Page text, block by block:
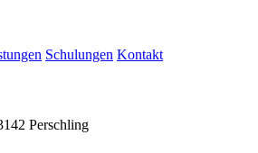
Schulungen Kontakt
Perschling